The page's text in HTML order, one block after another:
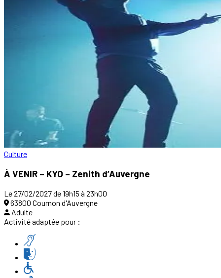
Culture
À VENIR – KYO – Zenith d’Auvergne
Le 27/02/2027 de 19h15 à 23h00
63800 Cournon d'Auvergne
Adulte
Activité adaptée pour :